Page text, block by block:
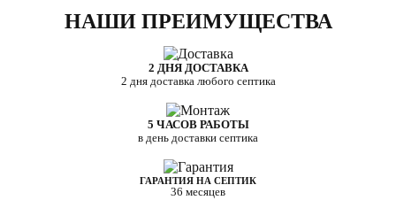
НАШИ ПРЕИМУЩЕСТВА
2 ДНЯ ДОСТАВКА
2 дня доставка любого септика
5 ЧАСОВ РАБОТЫ
в день доставки септика
ГАРАНТИЯ НА СЕПТИК
36 месяцев